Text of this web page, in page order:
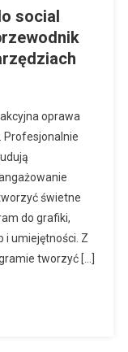
social
oprawa
Profesjonalnie
świetne
do grafiki,
i umiejętności. Z
tworzyć […]